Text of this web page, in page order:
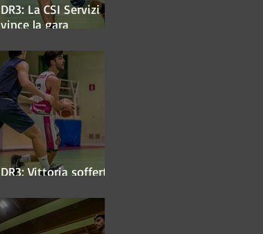
DR3: La CSI Servizi
vince la gara
DR3: Vittoria sofferta a